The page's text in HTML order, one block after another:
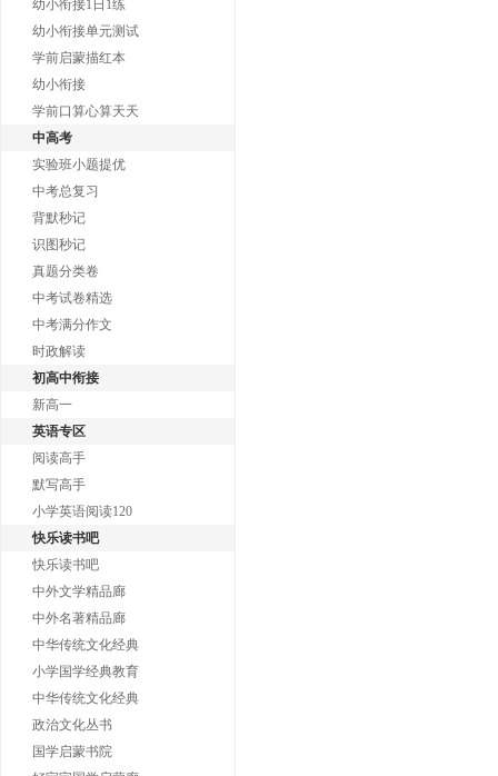
幼小衔接1日1练
幼小衔接单元测试
学前启蒙描红本
幼小衔接
学前口算心算天天
中高考
实验班小题提优
中考总复习
背默秒记
识图秒记
真题分类卷
中考试卷精选
中考满分作文
时政解读
初高中衔接
新高一
英语专区
阅读高手
默写高手
小学英语阅读120
快乐读书吧
快乐读书吧
中外文学精品廊
中外名著精品廊
中华传统文化经典
小学国学经典教育
中华传统文化经典
政治文化丛书
国学启蒙书院